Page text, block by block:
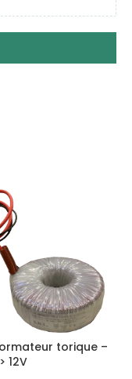
torique –
12V